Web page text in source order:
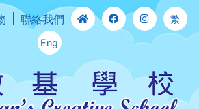
聯絡我們 繁
Eng